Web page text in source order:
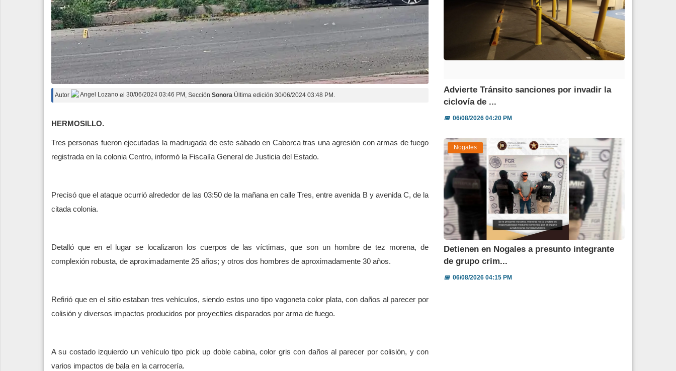
Autor Angel Lozano el 30/06/2024 03:46 PM , Sección Sonora Última edición 30/06/2024 03:48 PM.
HERMOSILLO.
Tres personas fueron ejecutadas la madrugada de este sábado en Caborca tras una agresión con armas de fuego
registrada en la colonia Centro, informó la Fiscalía General de Justicia del Estado.
Precisó que el ataque ocurrió alrededor de las 03:50 de la mañana en calle Tres, entre avenida B y avenida C, de la
citada colonia.
Detalló que en el lugar se localizaron los cuerpos de las víctimas, que son un hombre de tez morena, de
complexión robusta, de aproximadamente 25 años; y otros dos hombres de aproximadamente 30 años.
Refirió que en el sitio estaban tres vehículos, siendo estos uno tipo vagoneta color plata, con daños al parecer por
colisión y diversos impactos producidos por proyectiles disparados por arma de fuego.
A su costado izquierdo un vehículo tipo pick up doble cabina, color gris con daños al parecer por colisión, y con
varios impactos de bala en la carrocería.
Advierte Tránsito sanciones por invadir la
ciclovía de ...
📅06/08/2026 04:20 PM
Nogales
Detienen en Nogales a presunto integrante
de grupo crim...
📅06/08/2026 04:15 PM